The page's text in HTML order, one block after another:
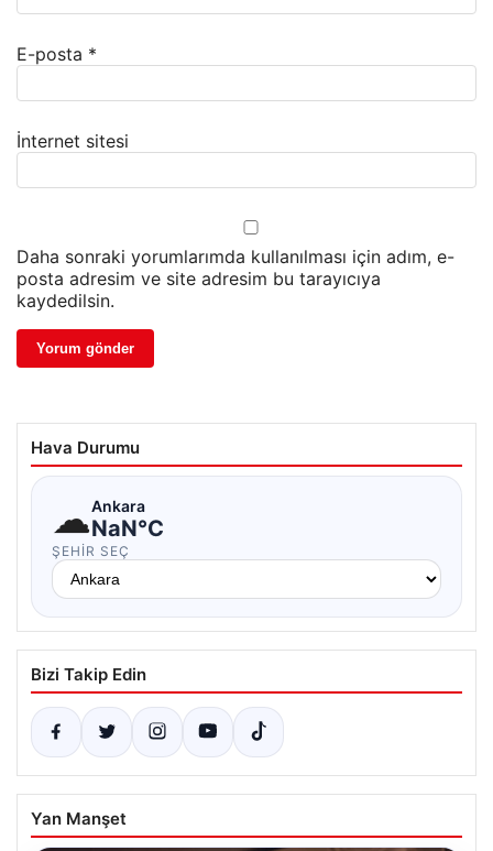
E-posta *
İnternet sitesi
Daha sonraki yorumlarımda kullanılması için adım, e-
posta adresim ve site adresim bu tarayıcıya
kaydedilsin.
Hava Durumu
☁Ankara
NaN°C
ŞEHIR SEÇ
Bizi Takip Edin
Yan Manşet